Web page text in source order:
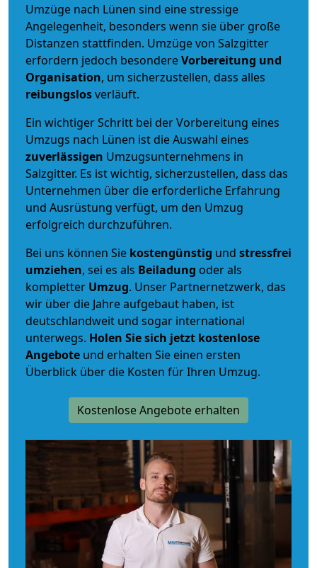
Umzüge nach Lünen sind eine stressige
Angelegenheit, besonders wenn sie über große
Distanzen stattfinden. Umzüge von Salzgitter
erfordern jedoch besondereVorbereitung und
Organisation, um sicherzustellen, dass alles
reibungslosverläuft.
Ein wichtiger Schritt bei der Vorbereitung eines
Umzugs nach Lünen ist die Auswahl eines
zuverlässigen Umzugsunternehmens in
Salzgitter. Es ist wichtig, sicherzustellen, dass das
Unternehmen über die erforderliche Erfahrung
und Ausrüstung verfügt, um den Umzug
erfolgreich durchzuführen.
Bei uns können Sie kostengünstig und stressfrei
umziehen, sei es als Beiladung oder als
kompletter Umzug. Unser Partnernetzwerk, das
wir über die Jahre aufgebaut haben, ist
deutschlandweit und sogar international
unterwegs. Holen Sie sich jetzt kostenlose
Angebote und erhalten Sie einen ersten
Überblick über die Kosten für Ihren Umzug.
Kostenlose Angebote erhalten